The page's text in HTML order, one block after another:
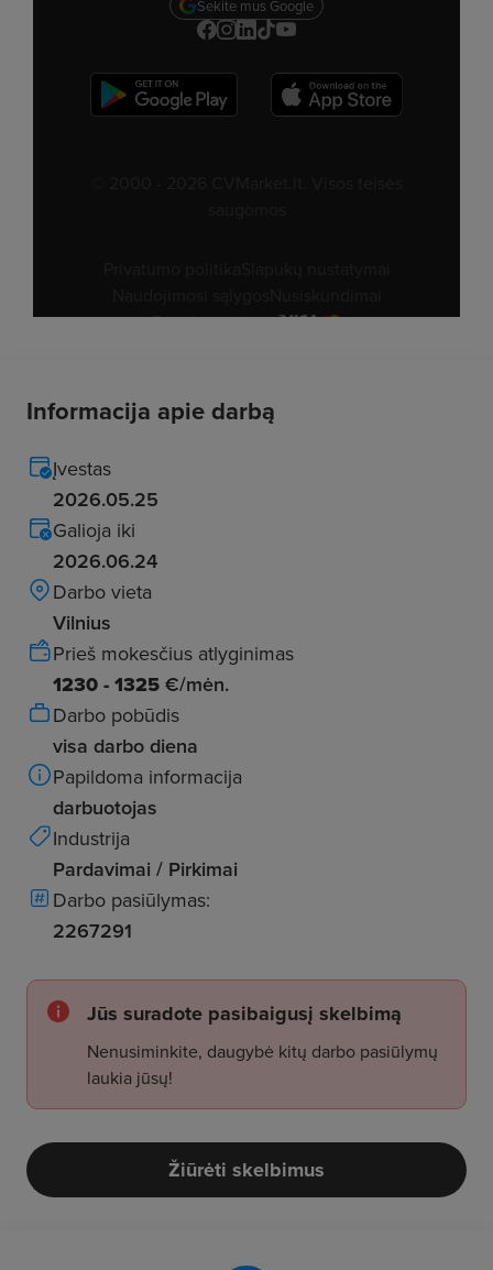
Informacija apie darbą
Įvestas
2026.05.25
Galioja iki
2026.06.24
Darbo vieta
Vilnius
Prieš mokesčius atlyginimas
1230 - 1325 €/mėn.
Darbo pobūdis
visa darbo diena
Papildoma informacija
darbuotojas
Industrija
Pardavimai / Pirkimai
Darbo pasiūlymas:
2267291
Jūs suradote pasibaigusį skelbimą
Nenusiminkite, daugybė kitų darbo pasiūlymų
laukia jūsų!
Žiūrėti skelbimus